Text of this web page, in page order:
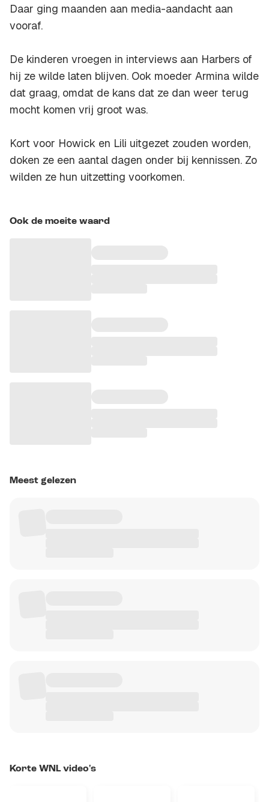
Daar ging maanden aan media-aandacht aan
vooraf.
De kinderen vroegen in interviews aan Harbers of
hij ze wilde laten blijven. Ook moeder Armina wilde
dat graag, omdat de kans dat ze dan weer terug
mocht komen vrij groot was.
Kort voor Howick en Lili uitgezet zouden worden,
doken ze een aantal dagen onder bij kennissen. Zo
wilden ze hun uitzetting voorkomen.
Ook de moeite waard
Meest gelezen
Korte WNL video's